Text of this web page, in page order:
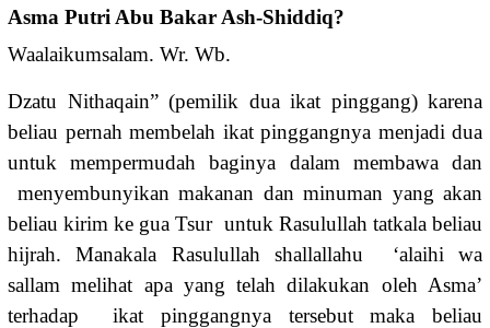
Asma Putri Abu Bakar Ash-Shiddiq?
Waalaikumsalam. Wr. Wb.
Dzatu Nithaqain” (pemilik dua ikat pinggang) karena
beliau pernah membelah ikat pinggangnya menjadi dua
untuk mempermudah baginya dalam membawa dan
menyembunyikan makanan dan minuman yang akan
beliau kirim ke gua Tsur untuk Rasulullah tatkala beliau
hijrah. Manakala Rasulullah shallallahu ‘alaihi wa
sallam melihat apa yang telah dilakukan oleh Asma’
terhadap ikat pinggangnya tersebut maka beliau